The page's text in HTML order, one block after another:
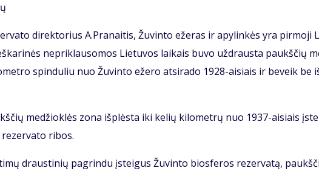
di­rek­to­rius A.Pra­nai­tis, Žu­vin­to eže­ras ir apy­lin­kės yra pir­mo­ji
ne­pri­klau­so­mos Lie­tu­vos lai­kais bu­vo už­draus­ta paukš­čių
spin­du­liu nuo Žu­vin­to eže­ro at­si­ra­do 1928-ai­siais ir be­veik be
me­džiok­lės zo­na iš­plės­ta iki ke­lių ki­lo­met­rų nuo 1937-ai­siais
ri­bos.
draus­ti­nių pa­grin­du įstei­gus Žu­vin­to bios­fe­ros re­zer­va­tą,